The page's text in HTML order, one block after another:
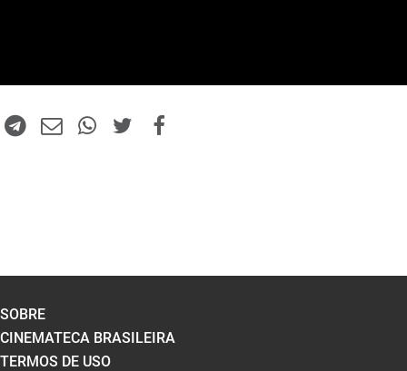
SOBRE
CINEMATECA BRASILEIRA
TERMOS DE USO